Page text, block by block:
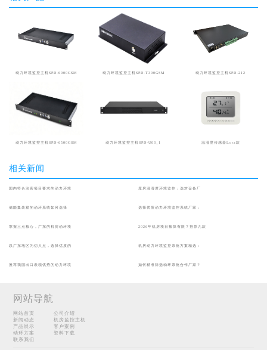
动力环境监控主机SPD-6000GSM 动力环境监控主机SPD-T300GSM 动力环境监控主机SPD-212
动力环境监控主机SPD-6500GSM 动力环境监控主机SPD-U03_1 温湿度传感器Lora款
相关新闻
国内符合涉密项目要求的动力环境 库房温湿度环境监控：选对设备厂
储能集装箱的动环系统如何选择 选择优质动力环境监控系统厂家：
掌握三点核心，广东的机房动环项 2026年机房项目预算有限？推荐几款
以广东地区为切入点，选择优质的 机房动力环境监控系统方案精选：
推荐我国出口表现优秀的动力环境 如何精准筛选动环系统合作厂家？
网站导航
网站首页
公司介绍
新闻动态
机房监控主机
产品展示
客户案例
动环方案
资料下载
联系我们